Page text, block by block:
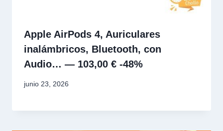
Apple AirPods 4, Auriculares
inalámbricos, Bluetooth, con
Audio… — 103,00 € -48%
junio 23, 2026